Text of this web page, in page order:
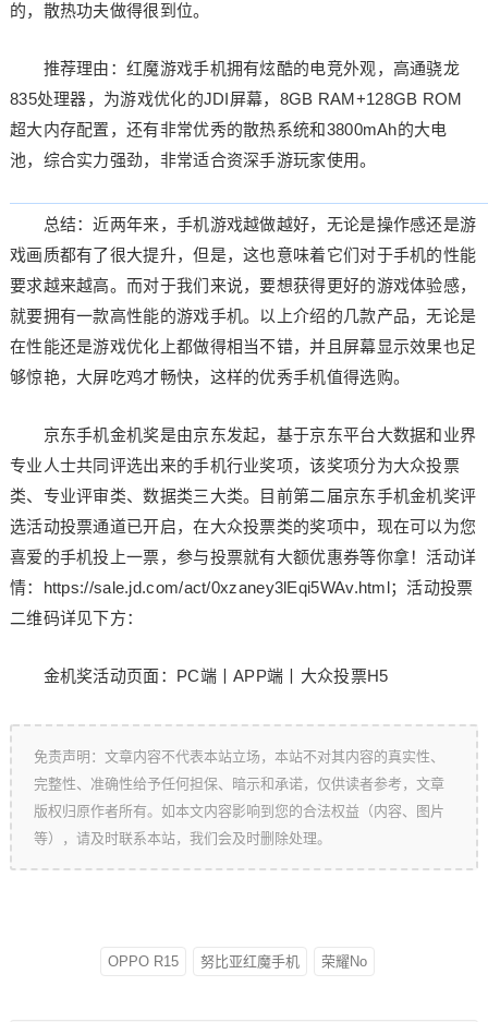
的，散热功夫做得很到位。
推荐理由：红魔游戏手机拥有炫酷的电竞外观，高通骁龙
835处理器，为游戏优化的JDI屏幕，8GB RAM+128GB ROM
超大内存配置，还有非常优秀的散热系统和3800mAh的大电
池，综合实力强劲，非常适合资深手游玩家使用。
总结：近两年来，手机游戏越做越好，无论是操作感还是游
戏画质都有了很大提升，但是，这也意味着它们对于手机的性能
要求越来越高。而对于我们来说，要想获得更好的游戏体验感，
就要拥有一款高性能的游戏手机。以上介绍的几款产品，无论是
在性能还是游戏优化上都做得相当不错，并且屏幕显示效果也足
够惊艳，大屏吃鸡才畅快，这样的优秀手机值得选购。
京东手机金机奖是由京东发起，基于京东平台大数据和业界
专业人士共同评选出来的手机行业奖项，该奖项分为大众投票
类、专业评审类、数据类三大类。目前第二届京东手机金机奖评
选活动投票通道已开启，在大众投票类的奖项中，现在可以为您
喜爱的手机投上一票，参与投票就有大额优惠券等你拿！活动详
情：https://sale.jd.com/act/0xzaney3lEqi5WAv.html；活动投票
二维码详见下方：
金机奖活动页面：PC端丨APP端丨大众投票H5
免责声明：文章内容不代表本站立场，本站不对其内容的真实性、
完整性、准确性给予任何担保、暗示和承诺，仅供读者参考，文章
版权归原作者所有。如本文内容影响到您的合法权益（内容、图片
等），请及时联系本站，我们会及时删除处理。
OPPO R15 努比亚红魔手机 荣耀No